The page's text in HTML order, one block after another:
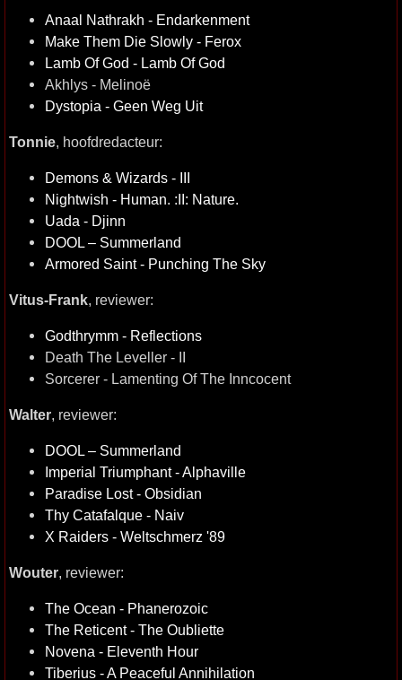
Anaal Nathrakh - Endarkenment
Make Them Die Slowly - Ferox
Lamb Of God - Lamb Of God
Akhlys - Melinoë
Dystopia - Geen Weg Uit
Tonnie, hoofdredacteur:
Demons & Wizards - III
Nightwish - Human. :II: Nature.
Uada - Djinn
DOOL – Summerland
Armored Saint - Punching The Sky
Vitus-Frank, reviewer:
Godthrymm - Reflections
Death The Leveller - II
Sorcerer - Lamenting Of The Inncocent
Walter, reviewer:
DOOL – Summerland
Imperial Triumphant - Alphaville
Paradise Lost - Obsidian
Thy Catafalque - Naiv
X Raiders - Weltschmerz '89
Wouter, reviewer:
The Ocean - Phanerozoic
The Reticent - The Oubliette
Novena - Eleventh Hour
Tiberius - A Peaceful Annihilation